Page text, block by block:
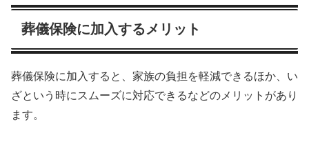
葬儀保険に加入するメリット
葬儀保険に加入すると、家族の負担を軽減できるほか、い
ざという時にスムーズに対応できるなどのメリットがあり
ます。